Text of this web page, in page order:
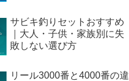
サビキ釣りセットおすすめ
｜大人・子供・家族別に失
敗しない選び方
リール3000番と4000番の違